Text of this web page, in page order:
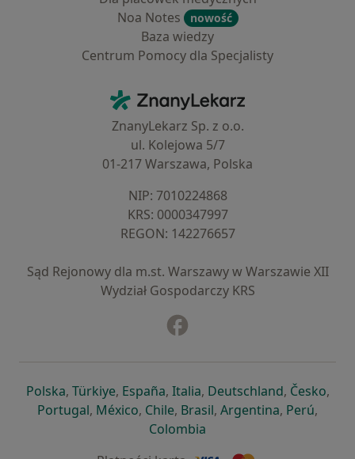
Noa Notes
nowość
Baza wiedzy
Centrum Pomocy dla Specjalisty
ZnanyLekarz - Strona główna
ZnanyLekarz Sp. z o.o.
ul. Kolejowa 5/7
01-217 Warszawa, Polska
NIP: ⁠7010224868
KRS: ⁠0000347997
REGON: ⁠142276657
Sąd Rejonowy dla m.st. Warszawy w Warszawie XII
Wydział Gospodarczy KRS
Polskaotwiera się w nowej karcie
, Türkiyeotwiera się w nowej karcie
, Españaotwiera się w nowej karcie
, Italiaotwiera się w nowej
, Deutschlandotwiera się
, Česko,
Portugalotwiera się w nowej karcie
, Méxicootwiera się w nowej karcie
, Chileotwiera się w nowej karcie
, Brasilotwiera się w nowej
, Argentinaotwiera się
, Perú,
Colombia